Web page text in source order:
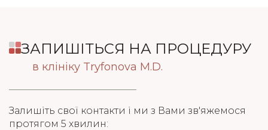
ЗАПИШІТЬСЯ НА ПРОЦЕДУРУ
в клініку Tryfonova M.D.
Залишіть свої контакти і ми з Вами зв'яжемося
протягом 5 хвилин: